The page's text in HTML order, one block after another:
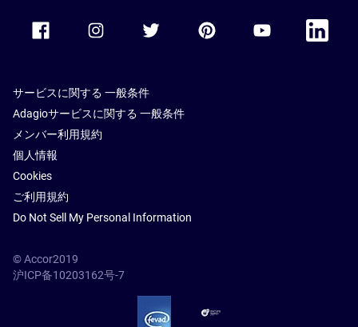
Accor Facebook Accor TwitterAccor PinterestAccor Youtube
Accor
サービスに関する 一般条件
Adagioサービスに関する 一般条件
メンバー利用規約
個人情報
Cookies
ご利用規約
Do Not Sell My Personal Information
© Accor2019
沪ICP备10203162号-7